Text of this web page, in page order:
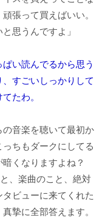
張って買えばいい。
思うんですよ」
い読んでるから思う
すごいしっかりして
たわ。
の音楽を聴いて最初か
ちもダークにしてる
くなりますよね？
、楽曲のこと、絶対
ビューに来てくれた
摯に全部答えます。